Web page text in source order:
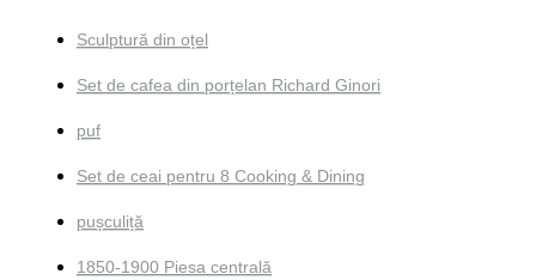
Sculptură din oțel
Set de cafea din porțelan Richard Ginori
puf
Set de ceai pentru 8 Cooking & Dining
pușculiță
1850-1900 Piesa centrală